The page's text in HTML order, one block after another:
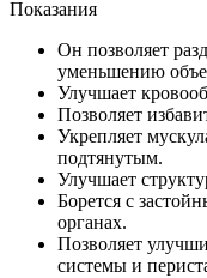
Показания
Он позволяет
уменьшению
Улучшает
Позволяет
Укрепляет
подтянутым.
Улучшает
Борется с
органах.
Позволяет
системы и